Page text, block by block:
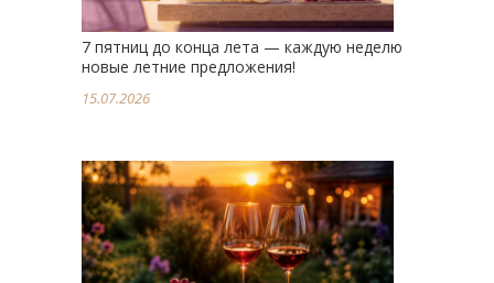
7 пятниц до конца лета — каждую неделю
новые летние предложения!
15.07.2026